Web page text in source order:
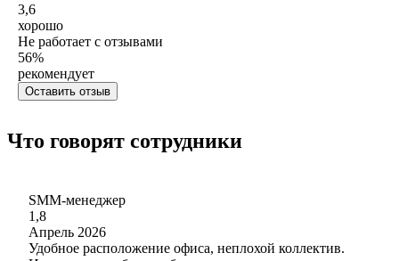
3,6
хорошо
Не работает с отзывами
56%
рекомендует
Оставить отзыв
Что говорят сотрудники
SMM-менеджер
1,8
Апрель 2026
Удобное расположение офиса, неплохой коллектив.